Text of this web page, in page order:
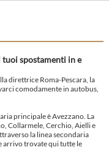
tuoi spostamenti in e
direttrice Roma-Pescara, la
comodamente in autobus,
principale è Avezzano. La
Collarmele, Cerchio, Aielli e
la linea secondaria
arrivo trovate qui tutte le